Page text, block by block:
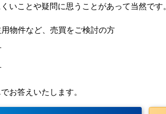
いことや疑問に思うことがあって当然です。
物件など、売買をご検討の方
お答えいたします。